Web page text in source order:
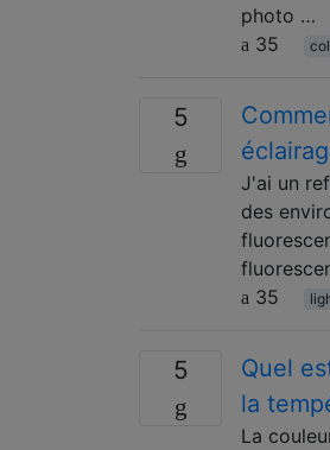
photo …
35
5
J'ai un
des
35
5
Quel
la
La